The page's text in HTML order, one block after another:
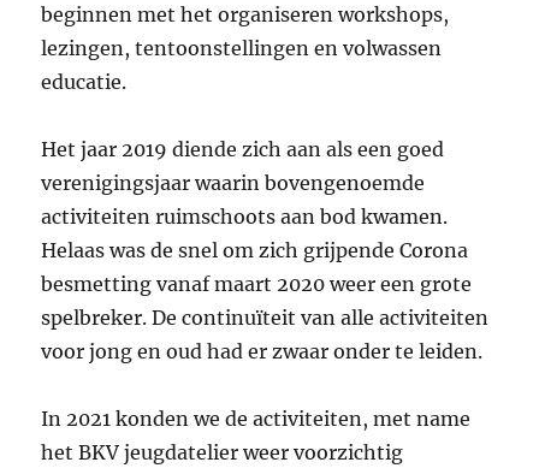
beginnen met het organiseren workshops,
lezingen, tentoonstellingen en volwassen
educatie.
Het jaar 2019 diende zich aan als een goed
verenigingsjaar waarin bovengenoemde
activiteiten ruimschoots aan bod kwamen.
Helaas was de snel om zich grijpende Corona
besmetting vanaf maart 2020 weer een grote
spelbreker. De continuïteit van alle activiteiten
voor jong en oud had er zwaar onder te leiden.
In 2021 konden we de activiteiten, met name
het BKV jeugdatelier weer voorzichtig